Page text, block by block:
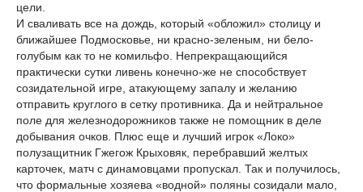
цели.
И сваливать все на дождь, который «обложил» столицу и
ближайшее Подмосковье, ни красно-зеленым, ни бело-
голубым как то не комильфо. Непрекращающийся
практически сутки ливень конечно-же не способствует
созидательной игре, атакующему запалу и желанию
отправить круглого в сетку противника. Да и нейтральное
поле для железнодорожников также не помощник в деле
добывания очков. Плюс еще и лучший игрок «Локо»
полузащитник Гжегож Крыховяк, перебравший желтых
карточек, матч с динамовцами пропускал. Так и получилось,
что формальные хозяева «водной» поляны созидали мало,